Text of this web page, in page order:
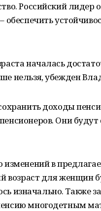
Российский лидер
началась
нельзя, убежден
доходы
Они будут
изменений в
возраст для женщин
изначально. Также
многодетным